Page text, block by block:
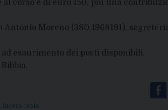
corso è di euro 150, più una
Antonio Moreno (380.1968191),
esaurimento dei posti disponibili.
lucera-troia